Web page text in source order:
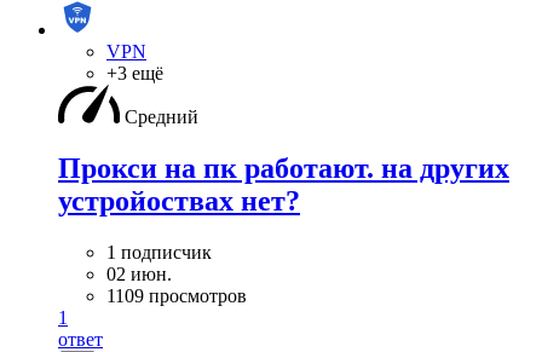
VPN
+3 ещё
Средний
Прокси на пк работают. на других
устройоствах нет?
1 подписчик
02 июн.
1109 просмотров
1
ответ